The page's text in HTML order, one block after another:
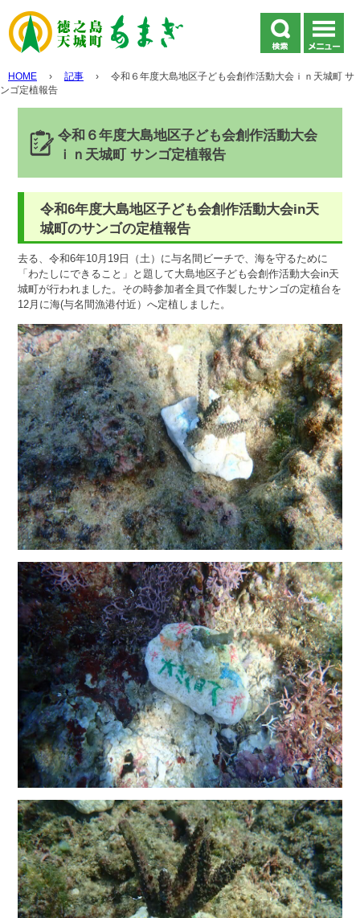
HOME › 記事 ›
令和６年度大島地区子ども会創作活動大会ｉｎ天城町 サ
ンゴ定植報告
令和６年度大島地区子ども会創作活動大会
ｉｎ天城町 サンゴ定植報告
令和6年度大島地区子ども会創作活動大会in天
城町のサンゴの定植報告
去る、令和6年10月19日（土）に与名間ビーチで、海を守るために
「わたしにできること」と題して大島地区子ども会創作活動大会in天
城町が行われました。その時参加者全員で作製したサンゴの定植台を
12月に海(与名間漁港付近）へ定植しました。